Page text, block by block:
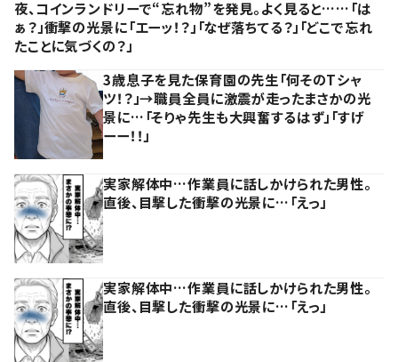
夜、コインランドリーで“忘れ物”を発見。よく見ると……「は
ぁ？」衝撃の光景に「エーッ！？」「なぜ落ちてる？」「どこで忘れ
たことに気づくの？」
3歳息子を見た保育園の先生「何そのTシャ
ツ！？」→職員全員に激震が走ったまさかの光
景に…「そりゃ先生も大興奮するはず」「すげ
ーー！！」
実家解体中…作業員に話しかけられた男性。
直後、目撃した衝撃の光景に…「えっ」
実家解体中…作業員に話しかけられた男性。
直後、目撃した衝撃の光景に…「えっ」